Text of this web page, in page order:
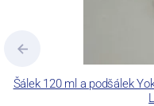
Šálek 120 ml a podšálek